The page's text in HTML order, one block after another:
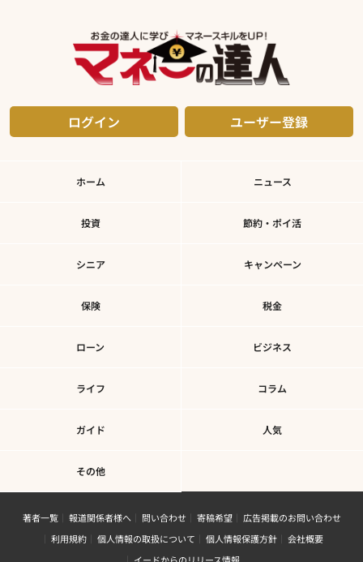
ログイン ユーザー登録
ホーム ニュース
投資 節約・ポイ活
シニア キャンペーン
保険 税金
ローン ビジネス
ライフ コラム
ガイド 人気
その他
著者一覧 報道関係者様へ 問い合わせ 寄稿希望
広告掲載のお問い合わせ
利用規約
個人情報の取扱について 個人情報保護方針
会社概要
イードからのリリース情報